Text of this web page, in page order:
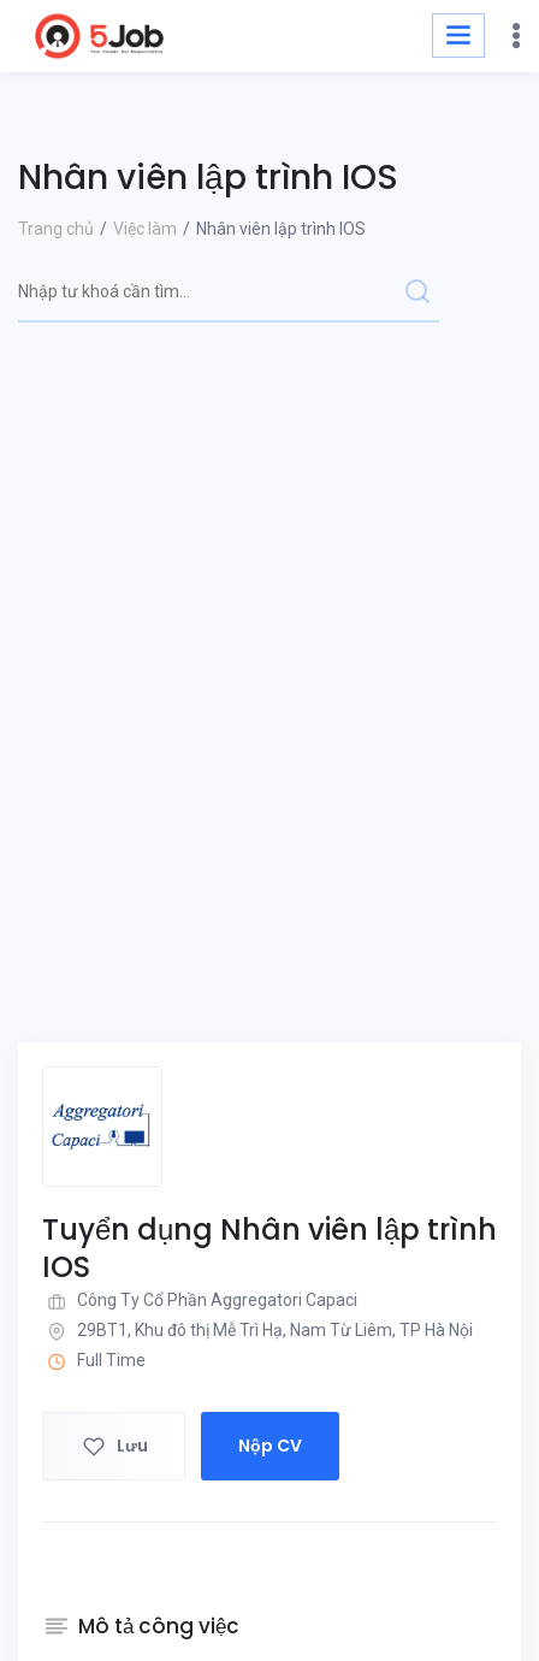
Nhân viên lập trình IOS
Trang chủ Việc làm Nhân viên lập trình IOS
Tuyển dụng Nhân viên lập trình
IOS
Công Ty Cổ Phần Aggregatori Capaci
29BT1, Khu đô thị Mễ Trì Hạ, Nam Từ Liêm, TP Hà Nội
Full Time
Lưu Nộp CV
Mô tả công việc